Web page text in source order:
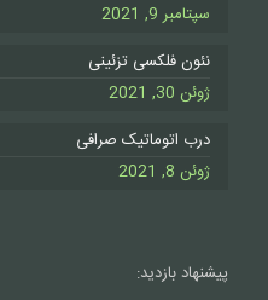
سپتامبر 9, 2021
نئون فلکسی تزئینی
ژوئن 30, 2021
درب اتوماتیک صرافی
ژوئن 8, 2021
پیشنهاد بازدید: